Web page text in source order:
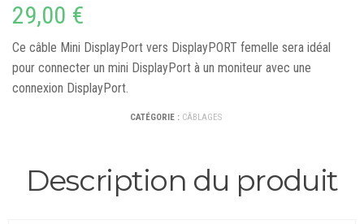
29,00 €
Ce câble Mini DisplayPort vers DisplayPORT femelle sera idéal
pour connecter un mini DisplayPort à un moniteur avec une
connexion DisplayPort.
CATÉGORIE : CÂBLAGES
Description du produit